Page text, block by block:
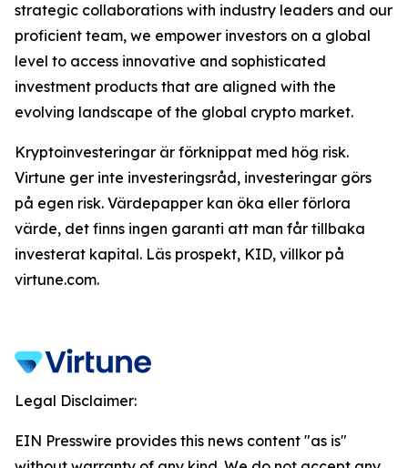
strategic collaborations with industry leaders and our
proficient team, we empower investors on a global
level to access innovative and sophisticated
investment products that are aligned with the
evolving landscape of the global crypto market.
Kryptoinvesteringar är förknippat med hög risk.
Virtune ger inte investeringsråd, investeringar görs
på egen risk. Värdepapper kan öka eller förlora
värde, det finns ingen garanti att man får tillbaka
investerat kapital. Läs prospekt, KID, villkor på
virtune.com.
Legal Disclaimer:
EIN Presswire provides this news content "as is"